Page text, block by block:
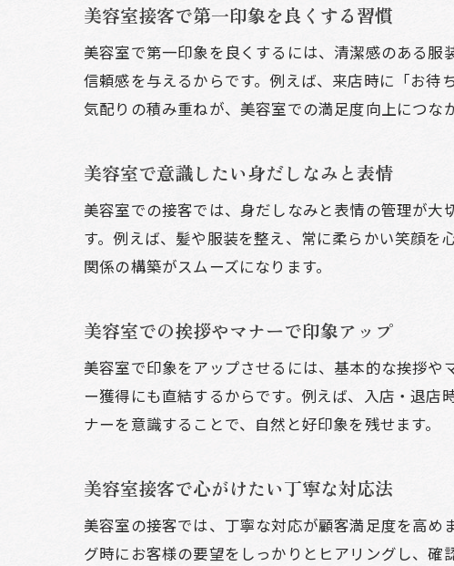
美容室接客で第一印象を良くする習慣
美容室で第一印象を良くするには、清潔感のある
信頼感を与えるからです。例えば、来店時に「お
気配りの積み重ねが、美容室での満足度向上につなが
美容室で意識したい身だしなみと表情
美容室での接客では、身だしなみと表情の管理が
す。例えば、髪や服装を整え、常に柔らかい笑顔
関係の構築がスムーズになります。
美容室での挨拶やマナーで印象アップ
美容室で印象をアップさせるには、基本的な挨拶
ー獲得にも直結するからです。例えば、入店・退
ナーを意識することで、自然と好印象を残せます。
美容室接客で心がけたい丁寧な対応法
美容室の接客では、丁寧な対応が顧客満足度を高
グ時にお客様の要望をしっかりとヒアリングし、